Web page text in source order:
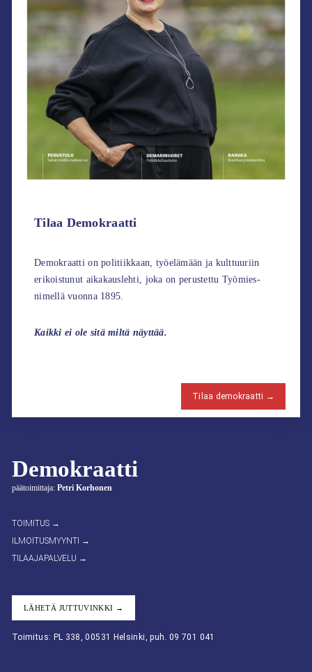
Demokraatti
päätoimittaja: Petri Korhonen
TOIMITUS →
ILMOITUSMYYNTI →
TILAAJAPALVELU →
LÄHETÄ JUTTUVINKKI →
Toimitus: PL 338, 00531 Helsinki, puh. 09 701 041
Tilaa Demokraatti
Demokraatti on politiikkaan, työelämään ja kulttuuriin
erikoistunut aikakauslehti, joka on perustettu Työmies-
nimellä vuonna 1895.
Kaikki ei ole sitä miltä näyttää.
Tilaa demokraatti →